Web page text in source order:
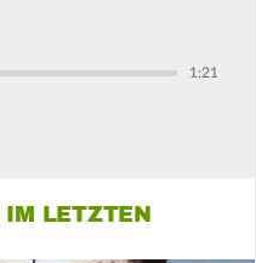
1:21
IM LETZTEN